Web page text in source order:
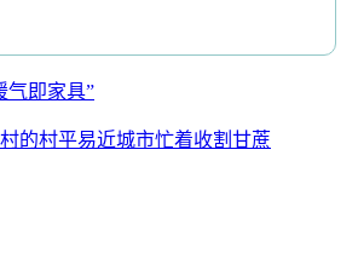
气即家具”
的村平易近城市忙着收割甘蔗